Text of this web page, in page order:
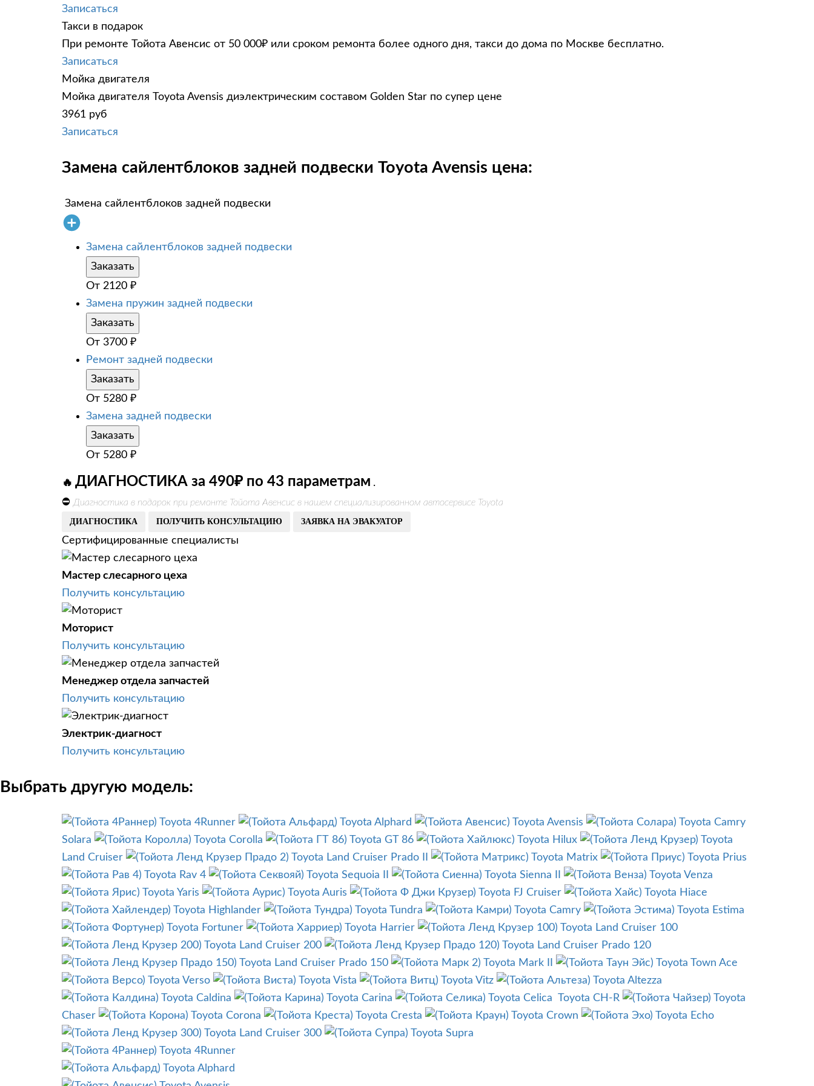
Записаться
Такси в подарок
При ремонте Тойота Авенсис от 50 000₽ или сроком ремонта более одного дня, такси до дома по Москве бесплатно.
Записаться
Мойка двигателя
Мойка двигателя Toyota Avensis диэлектрическим составом Golden Star по супер цене
3961 руб
Записаться
Замена сайлентблоков задней подвески Toyota Avensis цена:
Замена сайлентблоков задней подвески
Замена сайлентблоков задней подвески
Заказать
От 2120 ₽
Замена пружин задней подвески
Заказать
От 3700 ₽
Ремонт задней подвески
Заказать
От 5280 ₽
Замена задней подвески
Заказать
От 5280 ₽
🔥 ДИАГНОСТИКА за 490₽ по 43 параметрам .
⛔ Диагностика в подарок при ремонте Тойота Авенсис в нашем специализированном автосервисе Toyota
ДИАГНОСТИКА ПОЛУЧИТЬ КОНСУЛЬТАЦИЮ ЗАЯВКА НА ЭВАКУАТОР
Сертифицированные специалисты
Мастер слесарного цеха
Получить консультацию
Моторист
Получить консультацию
Менеджер отдела запчастей
Получить консультацию
Электрик-диагност
Получить консультацию
Выбрать другую модель:
Toyota 4Runner Toyota Alphard Toyota Avensis
Toyota Camry
Solara
Toyota Corolla Toyota GT 86 Toyota Hilux
Toyota
Land Cruiser
Toyota Land Cruiser Prado II Toyota Matrix
Toyota Prius
Toyota Rav 4
Toyota Sequoia II Toyota Sienna II
Toyota Venza
Toyota Yaris
Toyota Auris Toyota FJ Cruiser
Toyota Hiace
Toyota Highlander
Toyota Tundra Toyota Camry
Toyota Estima
Toyota Fortuner
Toyota Harrier
Toyota Land Cruiser 100
Toyota Land Cruiser 200
Toyota Land Cruiser Prado 120
Toyota Land Cruiser Prado 150
Toyota Mark II
Toyota Town Ace
Toyota Verso
Toyota Vista Toyota Vitz
Toyota Altezza
Toyota Caldina
Toyota Carina Toyota Celica Toyota CH-R
Toyota
Chaser
Toyota Corona Toyota Cresta Toyota Crown
Toyota Echo
Toyota Land Cruiser 300
Toyota Supra
Toyota 4Runner
Toyota Alphard